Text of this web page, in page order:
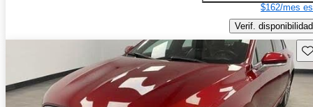
$162/mes
Verif. disponibilidad